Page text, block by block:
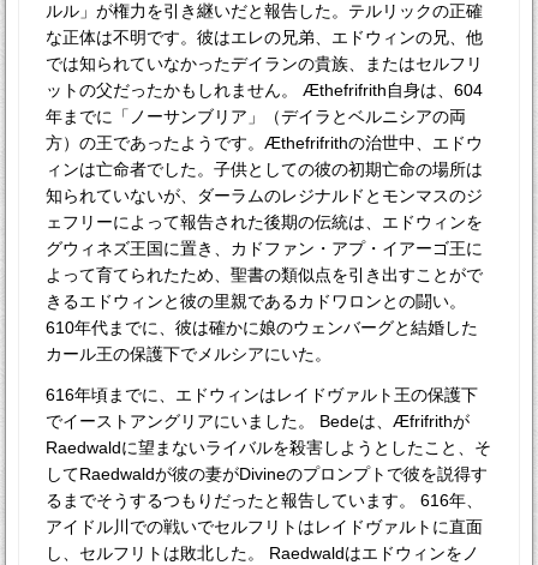
ルル」が権力を引き継いだと報告した。テルリックの正確
な正体は不明です。彼はエレの兄弟、エドウィンの兄、他
では知られていなかったデイランの貴族、またはセルフリ
ットの父だったかもしれません。 Æthefrifrith自身は、604
年までに「ノーサンブリア」（デイラとベルニシアの両
方）の王であったようです。Æthefrifrithの治世中、エドウ
ィンは亡命者でした。子供としての彼の初期亡命の場所は
知られていないが、ダーラムのレジナルドとモンマスのジ
ェフリーによって報告された後期の伝統は、エドウィンを
グウィネズ王国に置き、カドファン・アプ・イアーゴ王に
よって育てられたため、聖書の類似点を引き出すことがで
きるエドウィンと彼の里親であるカドワロンとの闘い。
610年代までに、彼は確かに娘のウェンバーグと結婚した
カール王の保護下でメルシアにいた。
616年頃までに、エドウィンはレイドヴァルト王の保護下
でイーストアングリアにいました。 Bedeは、Æfrifrithが
Raedwaldに望まないライバルを殺害しようとしたこと、そ
してRaedwaldが彼の妻がDivineのプロンプトで彼を説得す
るまでそうするつもりだったと報告しています。 616年、
アイドル川での戦いでセルフリトはレイドヴァルトに直面
し、セルフリトは敗北した。 Raedwaldはエドウィンをノ